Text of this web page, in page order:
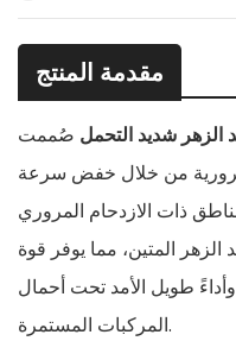
مقدمة المنتج
شديد التحمل صُممت
من خلال خفض سرعة
ذات الازدحام المروري
المتين، مما يوفر قوة
طويل الأمد تحت أحمال
المركبات المستمرة.